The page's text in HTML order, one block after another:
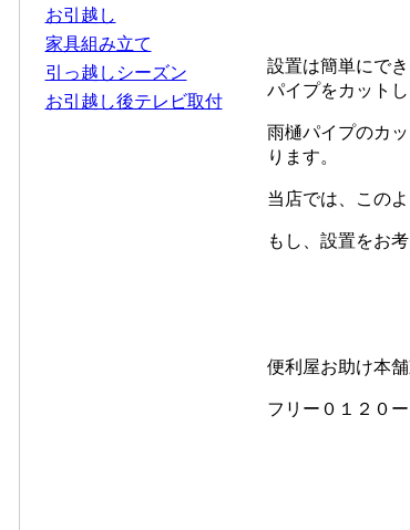
設置は簡単にで
パイプをカット
雨樋パイプのカ
ります。
当店では、この
もし、設置をお
便利屋お助け本
フリー０１２０
お引越し
家具組み立て
引っ越しシーズン
お引越し後テレビ取付